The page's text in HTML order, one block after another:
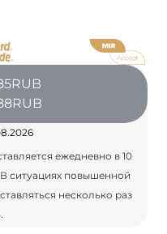
ГАЗИНСКОЙ В
ежедневно в 10
ситуациях повышенной
несколько раз